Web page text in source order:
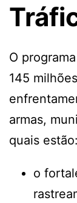
O
145
armas,
quais estão:
o